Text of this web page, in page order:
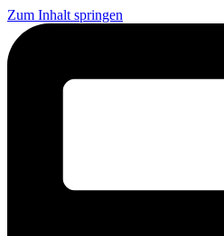
Zum Inhalt springen